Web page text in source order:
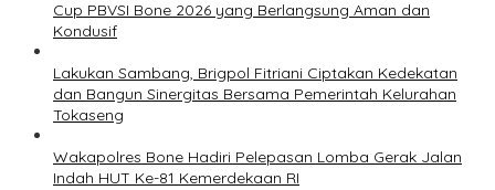
Cup PBVSI Bone 2026 yang Berlangsung Aman dan
Kondusif
Lakukan Sambang, Brigpol Fitriani Ciptakan Kedekatan
dan Bangun Sinergitas Bersama Pemerintah Kelurahan
Tokaseng
Wakapolres Bone Hadiri Pelepasan Lomba Gerak Jalan
Indah HUT Ke-81 Kemerdekaan RI